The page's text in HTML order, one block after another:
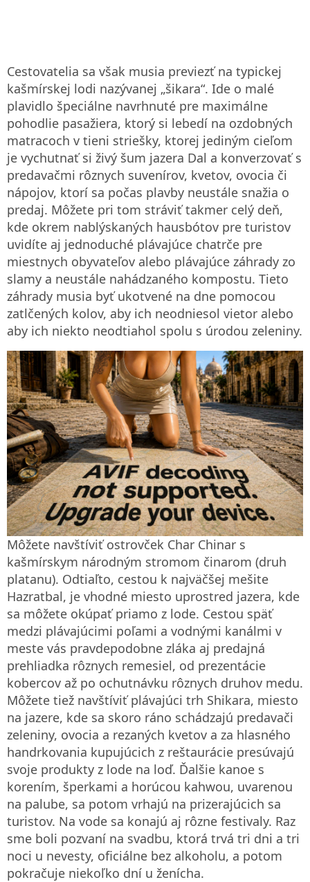
Cestovatelia sa však musia previezť na typickej
kašmírskej lodi nazývanej „šikara“. Ide o malé
plavidlo špeciálne navrhnuté pre maximálne
pohodlie pasažiera, ktorý si lebedí na ozdobných
matracoch v tieni striešky, ktorej jediným cieľom
je vychutnať si živý šum jazera Dal a konverzovať s
predavačmi rôznych suvenírov, kvetov, ovocia či
nápojov, ktorí sa počas plavby neustále snažia o
predaj. Môžete pri tom stráviť takmer celý deň,
kde okrem nablýskaných hausbótov pre turistov
uvidíte aj jednoduché plávajúce chatrče pre
miestnych obyvateľov alebo plávajúce záhrady zo
slamy a neustále nahádzaného kompostu. Tieto
záhrady musia byť ukotvené na dne pomocou
zatlčených kolov, aby ich neodniesol vietor alebo
aby ich niekto neodtiahol spolu s úrodou zeleniny.
Môžete navštíviť ostrovček Char Chinar s
kašmírskym národným stromom činarom (druh
platanu). Odtiaľto, cestou k najväčšej mešite
Hazratbal, je vhodné miesto uprostred jazera, kde
sa môžete okúpať priamo z lode. Cestou späť
medzi plávajúcimi poľami a vodnými kanálmi v
meste vás pravdepodobne zláka aj predajná
prehliadka rôznych remesiel, od prezentácie
kobercov až po ochutnávku rôznych druhov medu.
Môžete tiež navštíviť plávajúci trh Shikara, miesto
na jazere, kde sa skoro ráno schádzajú predavači
zeleniny, ovocia a rezaných kvetov a za hlasného
handrkovania kupujúcich z reštaurácie presúvajú
svoje produkty z lode na loď. Ďalšie kanoe s
korením, šperkami a horúcou kahwou, uvarenou
na palube, sa potom vrhajú na prizerajúcich sa
turistov. Na vode sa konajú aj rôzne festivaly. Raz
sme boli pozvaní na svadbu, ktorá trvá tri dni a tri
noci u nevesty, oficiálne bez alkoholu, a potom
pokračuje niekoľko dní u ženícha.